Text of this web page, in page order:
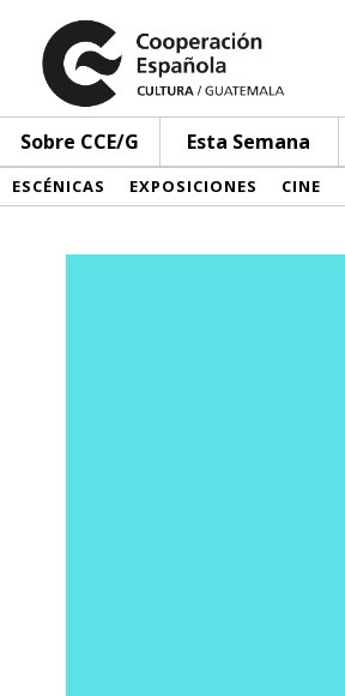
Sobre CCE/G Esta Semana
ESCÉNICAS EXPOSICIONES CINE